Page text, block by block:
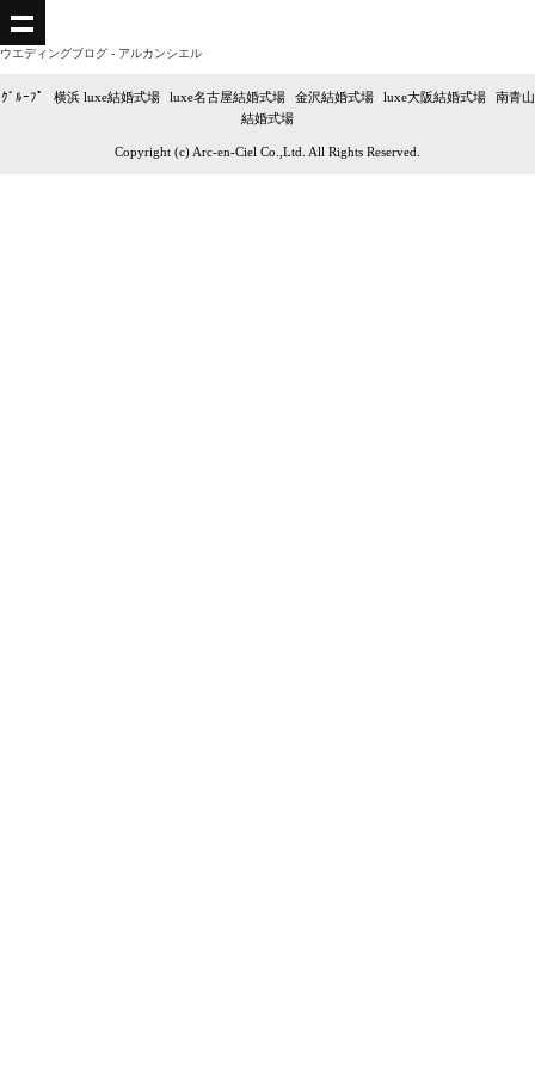
ウエディングブログ - アルカンシエル
ｸﾞﾙｰﾌﾟ 横浜 luxe結婚式場| luxe名古屋結婚式場 金沢結婚式場| luxe大阪結婚式場| 南青山
結婚式場
Copyright (c) Arc-en-Ciel Co.,Ltd. All Rights Reserved.